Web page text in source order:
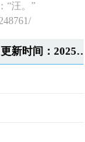
“汪。”
七零，易孕假千金嫁绝嗣真京少赢麻了最新章节